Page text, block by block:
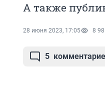
А также
28 июня 2023, 17:05 8
5